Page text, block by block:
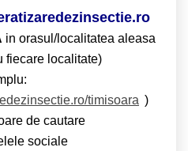
in orasul/localitatea aleasa
fiecare localitate)
timisoara )
de cautare
sociale